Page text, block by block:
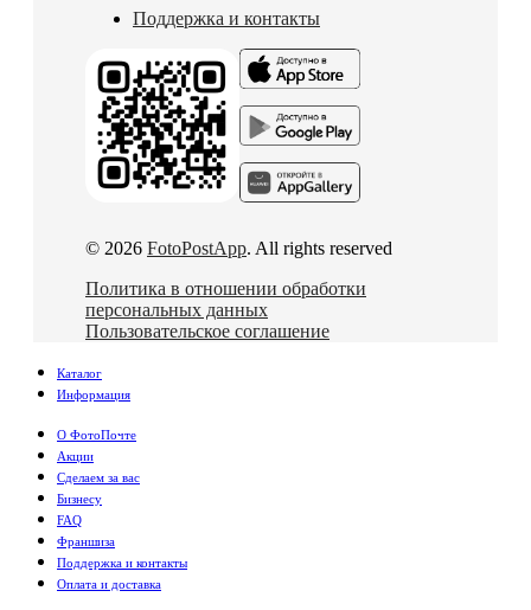
Поддержка и контакты
© 2026 FotoPostApp. All rights reserved
Политика в отношении обработки
персональных данных
Пользовательское соглашение
Каталог
Информация
О ФотоПочте
Акции
Сделаем за вас
Бизнесу
FAQ
Франшиза
Поддержка и контакты
Оплата и доставка